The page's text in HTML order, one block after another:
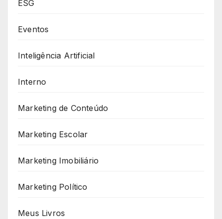
ESG
Eventos
Inteligência Artificial
Interno
Marketing de Conteúdo
Marketing Escolar
Marketing Imobiliário
Marketing Político
Meus Livros